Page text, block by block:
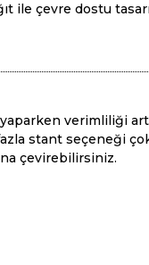
ile çevre dostu
verimliliği
fazla stant seçeneği
çevirebilirsiniz.